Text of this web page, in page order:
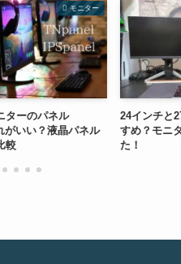
モニター
のパネル
い？液晶パネル
24インチと27
すめ？モニター
た！